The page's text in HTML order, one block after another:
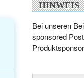
HINWEIS
Bei unseren
sponsored